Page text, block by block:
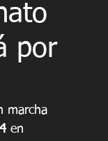
por
marcha
en